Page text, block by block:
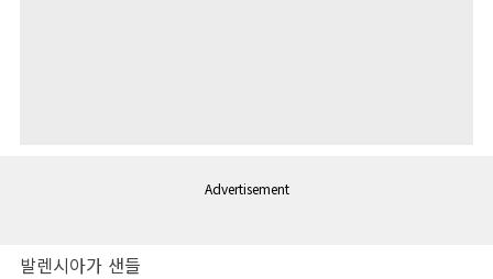
Advertisement
발렌시아가 샌들